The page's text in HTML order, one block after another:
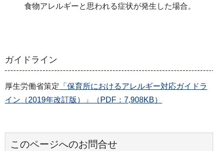
食物アレルギーと思われる症状が発生した場合。
ガイドライン
厚生労働省策定 「保育所におけるアレルギー対応ガイドラ
イン（2019年改訂版）」（PDF：7,908KB）
このページへのお問合せ